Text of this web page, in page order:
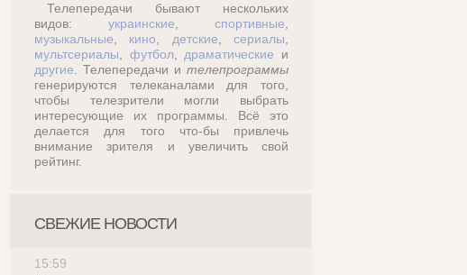
Телепередачи бывают нескольких
видов: украинские спортивные
музыкальные
кино детские ,сериалы
мультсериалы
футбол драматические и
другие . Телепередачи и телепрограммы
генерируются телеканалами для того,
чтобы телезрители могли выбрать
интересующие их программы. Всё это
делается для того что-бы привлечь
внимание зрителя и увеличить свой
рейтинг.
СВЕЖИЕ НОВОСТИ
15:59